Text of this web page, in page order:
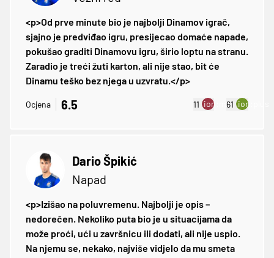
<p>Od prve minute bio je najbolji Dinamov igrač,
sjajno je predviđao igru, presijecao domaće napade,
pokušao graditi Dinamovu igru, širio loptu na stranu.
Zaradio je treći žuti karton, ali nije stao, bit će
Dinamu teško bez njega u uzvratu.</p>
Ocjena 6.5 11 ion:minus
61 ion:plus
Dario Špikić
Napad
<p>Izišao na poluvremenu. Najbolji je opis –
nedorečen. Nekoliko puta bio je u situacijama da
može proći, ući u završnicu ili dodati, ali nije uspio.
Na njemu se, nekako, najviše vidjelo da mu smeta